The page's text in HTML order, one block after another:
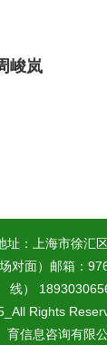
峻岚
址：上海市徐汇
对面）邮箱：
线）
Rights
育信息咨询有限